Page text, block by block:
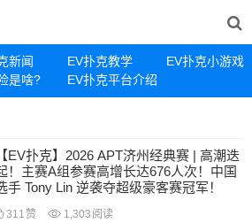
新闻 EV扑克教学
EV扑克小游戏
是啥? EV扑克平台介绍
【EV扑克】2026 APT济州经典赛 | 高潮迭
！主赛A组参赛高增长达676人次！中国
手 Tony Lin 逆袭夺超级豪客赛冠军！
311 赞 1,303 阅读